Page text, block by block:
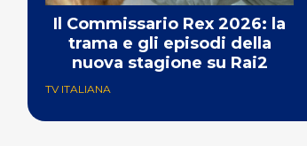
Il Commissario Rex 2026: la
trama e gli episodi della
nuova stagione su Rai2
TV ITALIANA